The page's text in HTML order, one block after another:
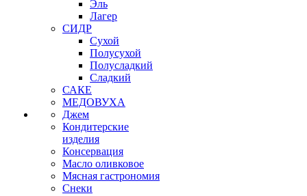
Эль
Лагер
СИДР
Сухой
Полусухой
Полусладкий
Сладкий
САКЕ
МЕДОВУХА
Джем
Кондитерские
изделия
Консервация
Масло оливковое
Мясная гастрономия
Снеки